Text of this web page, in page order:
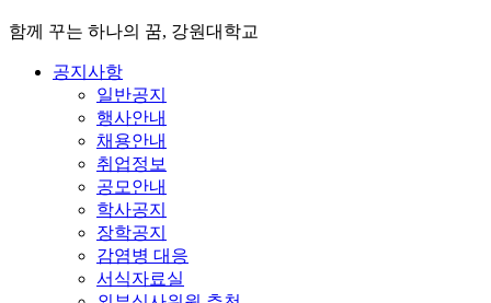
함께 꾸는 하나의 꿈, 강원대학교
공지사항
일반공지
행사안내
채용안내
취업정보
공모안내
학사공지
장학공지
감염병 대응
서식자료실